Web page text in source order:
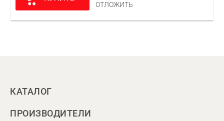
ОТЛОЖИТЬ
КАТАЛОГ
ПРОИЗВОДИТЕЛИ